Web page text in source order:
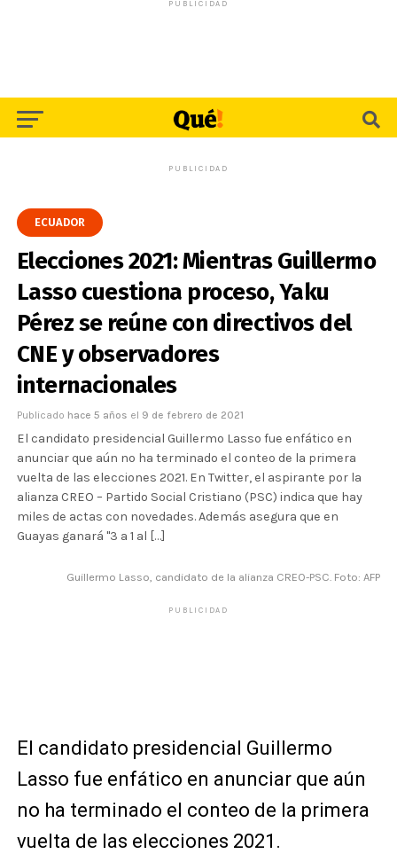
PUBLICIDAD
PUBLICIDAD
ECUADOR
Elecciones 2021: Mientras Guillermo
Lasso cuestiona proceso, Yaku
Pérez se reúne con directivos del
CNE y observadores
internacionales
Publicado hace 5 años el 9 de febrero de 2021
El candidato presidencial Guillermo Lasso fue enfático en
anunciar que aún no ha terminado el conteo de la primera
vuelta de las elecciones 2021. En Twitter, el aspirante por la
alianza CREO – Partido Social Cristiano (PSC) indica que hay
miles de actas con novedades. Además asegura que en
Guayas ganará "3 a 1 al […]
Guillermo Lasso, candidato de la alianza CREO-PSC. Foto: AFP
PUBLICIDAD
El candidato presidencial Guillermo
Lasso fue enfático en anunciar que aún
no ha terminado el conteo de la primera
vuelta de las elecciones 2021.